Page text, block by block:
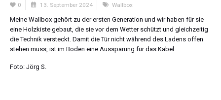
0 13. September 2024 Wallbox
Meine Wallbox gehört zu der ersten Generation und wir haben für sie
eine Holzkiste gebaut, die sie vor dem Wetter schützt und gleichzeitig
die Technik versteckt. Damit die Tür nicht während des Ladens offen
stehen muss, ist im Boden eine Aussparung für das Kabel.
Foto: Jörg S.